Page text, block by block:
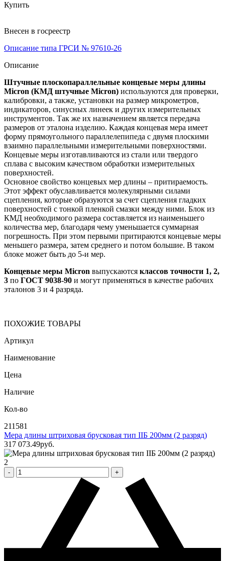
Купить
Внесен в госреестр
Описание типа ГРСИ № 97610-26
Описание
Штучные плоскопараллельные концевые меры длины
Micron (КМД штучные Micron) используются для проверки,
калибровки, а также, установки на размер микрометров,
индикаторов, синусных линеек и других измерительных
инструментов. Так же их назначением является передача
размеров от эталона изделию. Каждая концевая мера имеет
форму прямоугольного параллелепипеда с двумя плоскими
взаимно параллельными измерительными поверхностями.
Концевые меры изготавливаются из стали или твердого
сплава с высоким качеством обработки измерительных
поверхностей.
Основное свойство концевых мер длины – притираемость.
Этот эффект обуславливается молекулярными силами
сцепления, которые образуются за счет сцепления гладких
поверхностей с тонкой пленкой смазки между ними. Блок из
КМД необходимого размера составляется из наименьшего
количества мер, благодаря чему уменьшается суммарная
погрешность. При этом первыми притираются концевые меры
меньшего размера, затем среднего и потом большие. В таком
блоке может быть до 5-и мер.
Концевые меры Micron выпускаются классов точности 1, 2,
3 по ГОСТ 9038-90 и могут применяться в качестве рабочих
эталонов 3 и 4 разряда.
ПОХОЖИЕ ТОВАРЫ
Артикул
Наименование
Цена
Наличие
Кол-во
211581
Мера длины штриховая брусковая тип IIБ 200мм (2 разряд)
317 073.49pуб.
2